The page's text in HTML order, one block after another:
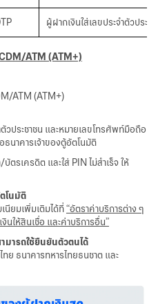
ผู้ฝากเงินใส่เลขประจำตัวปร
CDM/ATM (ATM+)
ATM (ATM+)
ประชาชน และหมายเลขโทรศัพท์มือถือ
ธนาคารเจ้าของตู้อัตโนมัติ
/บัตรเครดิต และใส่ PIN ไม่สำเร็จ ให้
โนมัติ
นียมเพิ่มเติมได้ที่“อัตราค่าบริการต่าง ๆ
นให้สินเชื่อ และค่าบริการอื่น”
มารถใช้ยืนยันตัวตนได้
ย ธนาคารทหารไทยธนชาต และ